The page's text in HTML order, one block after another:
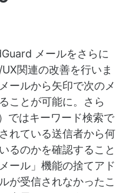
メールをさらに
関連の改善を行いま
ールから矢印で次のメ
ことが可能に。さら
ではキーワード検索で
れている送信者から何
るのかを確認すること
ール」機能の捨てアド
が受信されなかったこ